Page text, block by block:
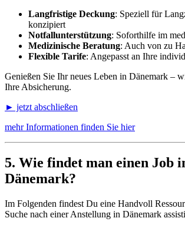
Langfristige Deckung: Speziell für
konzipiert
Notfallunterstützung: Soforthilfe im
Medizinische Beratung: Auch von zu
Flexible Tarife: Angepasst an Ihre
Genießen Sie Ihr neues Leben in Dänemark –
Ihre Absicherung.
► jetzt abschließen
mehr Informationen finden Sie hier
5. Wie findet man einen Job
Dänemark?
Im Folgenden findest Du eine Handvoll
Suche nach einer Anstellung in Dänemark